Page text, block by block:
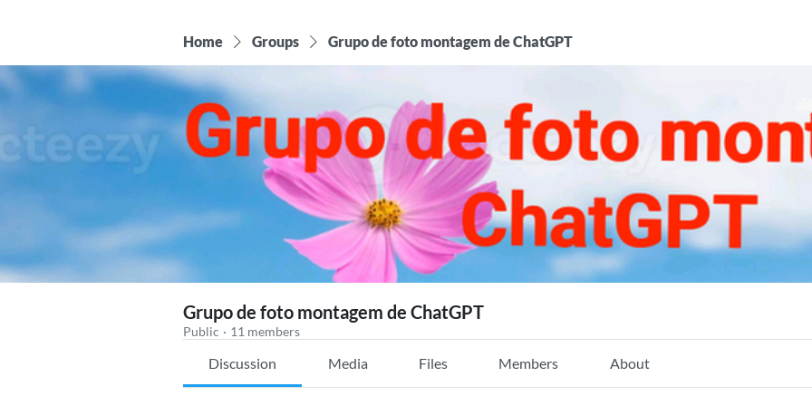
Home Groups Grupo de foto montagem de ChatGPT
Grupo de foto montagem de ChatGPT
Public · 11 members
Discussion Media Files Members About